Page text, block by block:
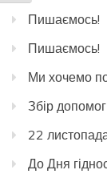
Пишаємось!
Пишаємось!
Ми хочемо
Збір
22
До Дня